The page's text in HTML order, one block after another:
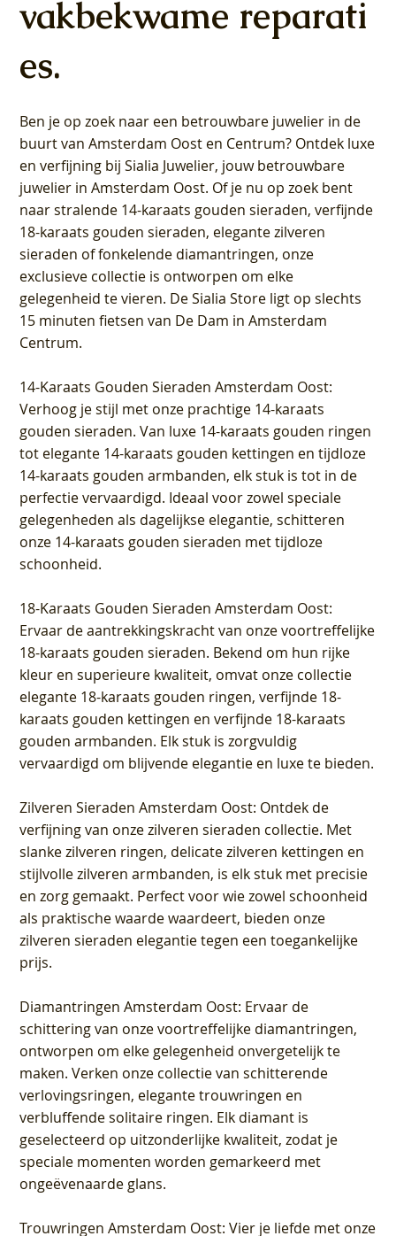
vakbekwame reparati
es.
Ben je op zoek naar een betrouwbare juwelier in de
buurt van Amsterdam Oost en Centrum? Ontdek luxe
en verfijning bij Sialia Juwelier, jouw betrouwbare
juwelier in Amsterdam Oost. Of je nu op zoek bent
naar stralende 14-karaats gouden sieraden, verfijnde
18-karaats gouden sieraden, elegante zilveren
sieraden of fonkelende diamantringen, onze
exclusieve collectie is ontworpen om elke
gelegenheid te vieren. De Sialia Store ligt op slechts
15 minuten fietsen van De Dam in Amsterdam
Centrum.
14-Karaats Gouden Sieraden Amsterdam Oost:
Verhoog je stijl met onze prachtige 14-karaats
gouden sieraden. Van luxe 14-karaats gouden ringen
tot elegante 14-karaats gouden kettingen en tijdloze
14-karaats gouden armbanden, elk stuk is tot in de
perfectie vervaardigd. Ideaal voor zowel speciale
gelegenheden als dagelijkse elegantie, schitteren
onze 14-karaats gouden sieraden met tijdloze
schoonheid.
18-Karaats Gouden Sieraden Amsterdam Oost:
Ervaar de aantrekkingskracht van onze voortreffelijke
18-karaats gouden sieraden. Bekend om hun rijke
kleur en superieure kwaliteit, omvat onze collectie
elegante 18-karaats gouden ringen, verfijnde 18-
karaats gouden kettingen en verfijnde 18-karaats
gouden armbanden. Elk stuk is zorgvuldig
vervaardigd om blijvende elegantie en luxe te bieden.
Zilveren Sieraden Amsterdam Oost: Ontdek de
verfijning van onze zilveren sieraden collectie. Met
slanke zilveren ringen, delicate zilveren kettingen en
stijlvolle zilveren armbanden, is elk stuk met precisie
en zorg gemaakt. Perfect voor wie zowel schoonheid
als praktische waarde waardeert, bieden onze
zilveren sieraden elegantie tegen een toegankelijke
prijs.
Diamantringen Amsterdam Oost: Ervaar de
schittering van onze voortreffelijke diamantringen,
ontworpen om elke gelegenheid onvergetelijk te
maken. Verken onze collectie van schitterende
verlovingsringen, elegante trouwringen en
verbluffende solitaire ringen. Elk diamant is
geselecteerd op uitzonderlijke kwaliteit, zodat je
speciale momenten worden gemarkeerd met
ongeëvenaarde glans.
Trouwringen Amsterdam Oost: Vier je liefde met onze